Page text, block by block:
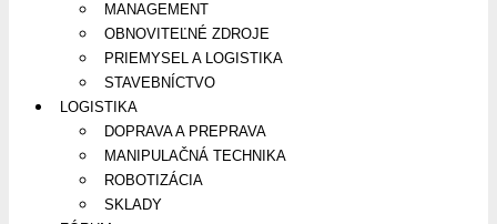
MANAGEMENT
OBNOVITEĽNÉ ZDROJE
PRIEMYSEL A LOGISTIKA
STAVEBNÍCTVO
LOGISTIKA
DOPRAVA A PREPRAVA
MANIPULAČNÁ TECHNIKA
ROBOTIZÁCIA
SKLADY